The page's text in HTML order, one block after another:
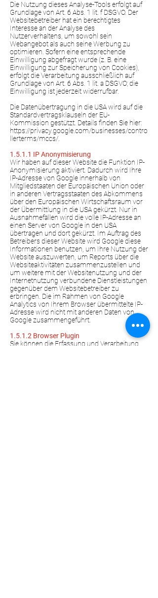
Die Nutzung dieses Analyse-Tools erfolgt auf
Grundlage von Art. 6 Abs. 1 lit. f DSGVO. Der
Websitebetreiber hat ein berechtigtes
Interesse an der Analyse des
Nutzerverhaltens, um sowohl sein
Webangebot als auch seine Werbung zu
optimieren. Sofern eine entsprechende
Einwilligung abgefragt wurde (z. B. eine
Einwilligung zur Speicherung von Cookies),
erfolgt die Verarbeitung ausschließlich auf
Grundlage von Art. 6 Abs. 1 lit. a DSGVO; die
Einwilligung ist jederzeit widerrufbar.
Die Datenübertragung in die USA wird auf die
Standardvertragsklauseln der EU-
Kommission gestützt. Details finden Sie hier:
https://privacy.google.com/businesses/contro
llerterms/mccs/.
1.5.1.1 IP Anonymisierung
Wir haben auf dieser Website die Funktion IP-
Anonymisierung aktiviert. Dadurch wird Ihre
IP-Adresse von Google innerhalb von
Mitgliedstaaten der Europäischen Union oder
in anderen Vertragsstaaten des Abkommens
über den Europäischen Wirtschaftsraum vor
der Übermittlung in die USA gekürzt. Nur in
Ausnahmefällen wird die volle IP-Adresse an
einen Server von Google in den USA
übertragen und dort gekürzt. Im Auftrag des
Betreibers dieser Website wird Google diese
Informationen benutzen, um Ihre Nutzung der
Website auszuwerten, um Reports über die
Websiteaktivitäten zusammenzustellen und
um weitere mit der Websitenutzung und der
Internetnutzung verbundene Dienstleistungen
gegenüber dem Websitebetreiber zu
erbringen. Die im Rahmen von Google
Analytics von Ihrem Browser übermittelte IP-
Adresse wird nicht mit anderen Daten von
Google zusammengeführt.
1.5.1.2 Browser Plugin
Sie können die Erfassung und Verarbeitung